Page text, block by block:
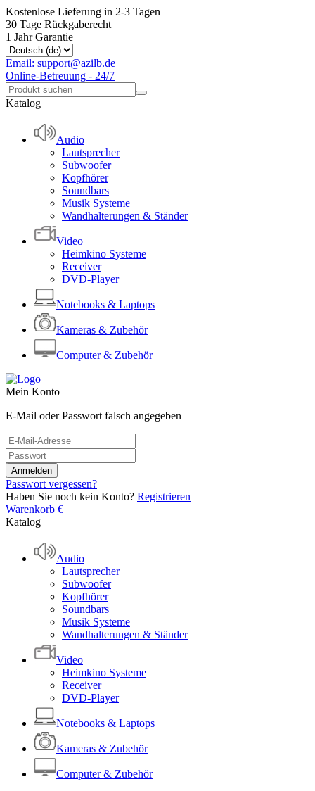
Kostenlose Lieferung in 2-3 Tagen
30 Tage Rückgaberecht
1 Jahr Garantie
Email: support@azilb.de
Online-Betreuung - 24/7
Katalog
Audio
Lautsprecher
Subwoofer
Kopfhörer
Soundbars
Musik Systeme
Wandhalterungen & Ständer
Video
Heimkino Systeme
Receiver
DVD-Player
Notebooks & Laptops
Kameras & Zubehör
Computer & Zubehör
Mein Konto
E-Mail oder Passwort falsch angegeben
Passwort vergessen?
Haben Sie noch kein Konto? Registrieren
Warenkorb €
Katalog
Audio
Lautsprecher
Subwoofer
Kopfhörer
Soundbars
Musik Systeme
Wandhalterungen & Ständer
Video
Heimkino Systeme
Receiver
DVD-Player
Notebooks & Laptops
Kameras & Zubehör
Computer & Zubehör